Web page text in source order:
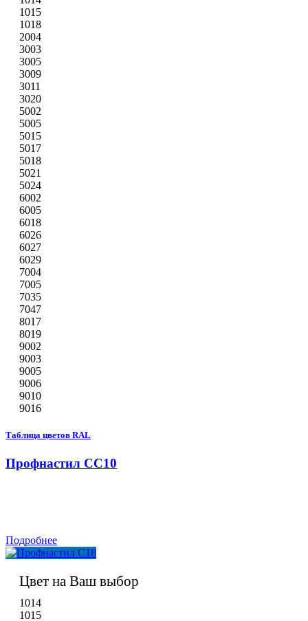
1015
1018
2004
3003
3005
3009
3011
3020
5002
5005
5015
5017
5018
5021
5024
6002
6005
6018
6026
6027
6029
7004
7005
7035
7047
8017
8019
9002
9003
9005
9006
9010
9016
Таблица цветов RAL
Профнастил СС10
Подробнее
Цвет на Ваш выбор
1014
1015